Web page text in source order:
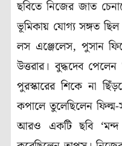
ছবিতে নিজের জাত
ভূমিকায় যোগ্য সঙ্গত ছিল
লস এঞ্জেলেস, পুসান
উত্তরার। বুদ্ধদেব
পুরস্কারের শিকে না
কপালে তুলেছিলেন
আরও একটি ছবি ‘মন্দ